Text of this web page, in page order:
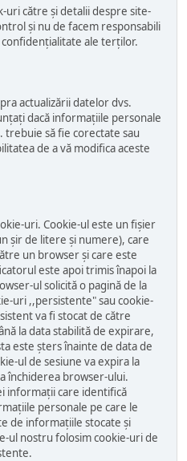
uri către și detalii despre site-
și nu de facem responsabili
ale terților.
actualizării datelor dvs.
dacă informațiile personale
trebuie să fie corectate sau
de a vă modifica aceste
uri. Cookie-ul este un fișier
șir de litere și numere), care
un browser și care este
este apoi trimis înapoi la
ul solicită o pagină de la
uri ,,persistente" sau cookie-
va fi stocat de către
la data stabilită de expirare,
este șters înainte de data de
ul de sesiune va expira la
închiderea browser-ului.
informații care identifică
personale pe care le
de informațiile stocate și
ul nostru folosim cookie-uri de